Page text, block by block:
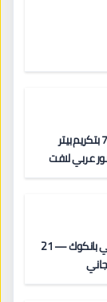
مهرجان كان السينمائي يفتتح دورته 79 بتكريم بيتر
عربي لافت
مهرجان الاتحاد الأوروبي السينمائي في بانكوك — 21